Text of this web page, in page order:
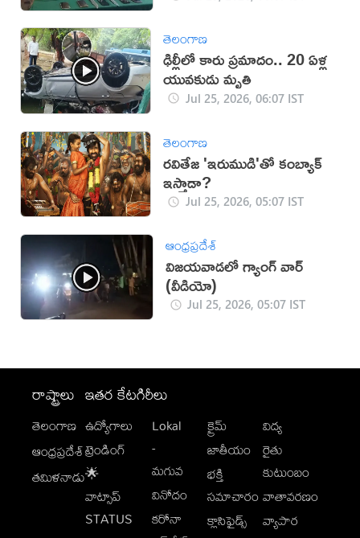
తెలంగాణ
ఢిల్లీలో కారు ప్రమాదం.. 20 ఏళ్ల
యువకుడు మృతి
Jul 25, 2026, 06:07 IST
తెలంగాణ
రవితేజ 'ఇరుముడి'తో కంబ్యాక్
ఇస్తాడా?
Jul 25, 2026, 05:07 IST
ఆంధ్రప్రదేశ్
విజయవాడలో గ్యాంగ్ వార్
(వీడియో)
Jul 25, 2026, 05:07 IST
రాష్ట్రాలు
తెలంగాణ
ఆంధ్రప్రదేశ్
తమిళనాడు
ఇతర కేటగిరీలు
ఉద్యోగాలు
ట్రెండింగ్
🌟
వాట్సాప్
STATUS
Lokal
-
మగువ
వినోదం
కరోనా
క్రైమ్
జాతీయం
భక్తి
సమాచారం
క్లాసిఫైడ్స్
విద్య
రైతు
కుటుంబం
వాతావరణం
వ్యాపార